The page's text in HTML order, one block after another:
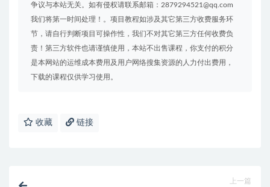
争议与本站无关。如有侵权请联系邮箱：2879294521@qq.com
我们将第一时间处理！。项目教程如涉及其它第三方收费服务环
节，请自行判断项目可操作性，我们不对其它第三方任何收费负
责！第三方软件也请谨慎使用，本站不出售课程，你支付的积分
是本网站的运维成本费用及用户网络搜集资源的人力付出费用，
下载的课程仅供学习使用。
收藏 链接
上一篇